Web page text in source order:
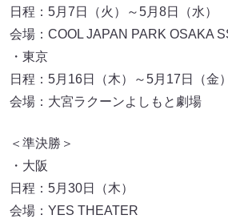
日程：5月7日（火）～5月8日（水）
会場：COOL JAPAN PARK OSAKA
・東京
日程：5月16日（木）～5月17日（金）
会場：大宮ラクーンよしもと劇場
＜準決勝＞
・大阪
日程：5月30日（木）
会場：YES THEATER